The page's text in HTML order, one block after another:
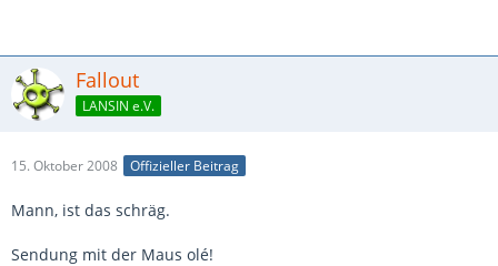
Fallout
LANSIN e.V.
15. Oktober 2008 Offizieller Beitrag
Mann, ist das schräg.
Sendung mit der Maus olé!